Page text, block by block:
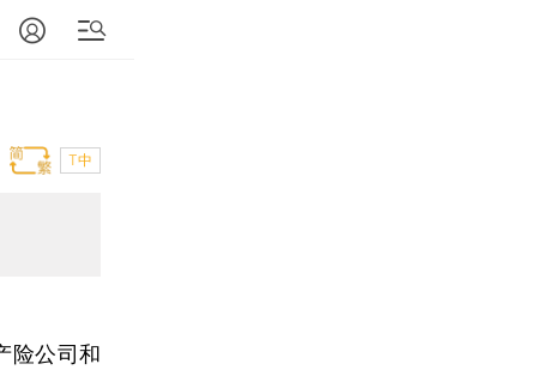
T中
险公司和